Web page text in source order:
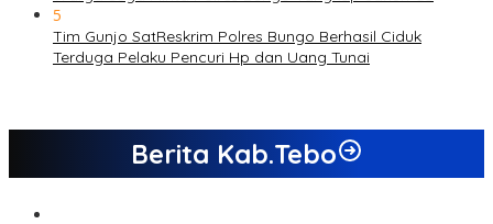
5
Tim Gunjo SatReskrim Polres Bungo Berhasil Ciduk
Terduga Pelaku Pencuri Hp dan Uang Tunai
Berita Kab.Tebo